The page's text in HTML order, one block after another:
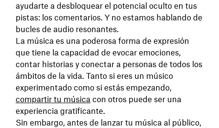
ayudarte a desbloquear el potencial oculto en tus
pistas: los comentarios. Y no estamos hablando de
bucles de audio resonantes.
La música es una poderosa forma de expresión
que tiene la capacidad de evocar emociones,
contar historias y conectar a personas de todos los
ámbitos de la vida. Tanto si eres un músico
experimentado como si estás empezando,
compartir tu música con otros puede ser una
experiencia gratificante.
Sin embargo, antes de lanzar tu música al público,